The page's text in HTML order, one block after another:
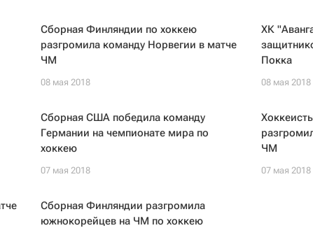
Сборная Финляндии по хоккею
разгромила команду Норвегии в матче
ЧМ
08 мая 2018
ХК
Покка
08 мая 2018
Сборная США победила команду
Германии на чемпионате мира по
хоккею
07 мая 2018
ЧМ
07 мая 2018
Сборная Финляндии разгромила
южнокорейцев на ЧМ по хоккею